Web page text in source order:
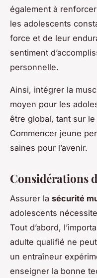
également à
les adolescents
force et de leur
sentiment
personnelle.
Ainsi, intégrer la
moyen pour les
être global, tant sur
Commencer jeune
saines pour l’avenir.
Considérations
Assurer la sécurité
adolescents
Tout d’abord,
adulte qualifié ne
un entraîneur
enseigner la bonne